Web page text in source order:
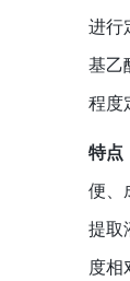
进行
基乙
程度
特点
便、
提取
度相